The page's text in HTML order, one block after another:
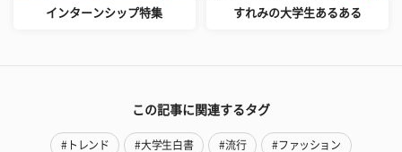
インターンシップ特集 すれみの大学生あるある
この記事に関連するタグ
#トレンド #大学生白書 #流行 #ファッション